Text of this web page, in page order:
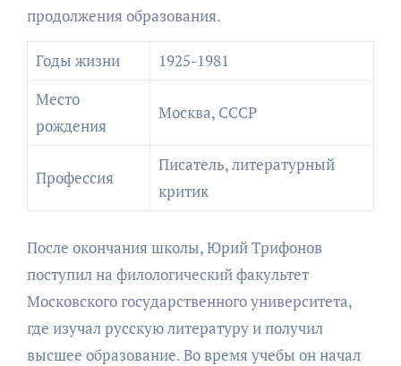
продолжения образования.
Годы жизни
1925-1981
Место
рождения
Москва, СССР
Профессия
Писатель, литературный
критик
После окончания школы, Юрий Трифонов
поступил на филологический факультет
Московского государственного университета,
где изучал русскую литературу и получил
высшее образование. Во время учебы он начал